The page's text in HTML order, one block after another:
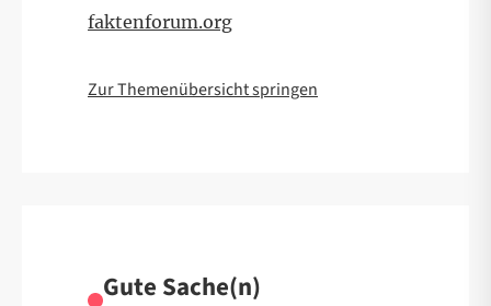
faktenforum.org
Zur Themenübersicht springen
Gute Sache(n)